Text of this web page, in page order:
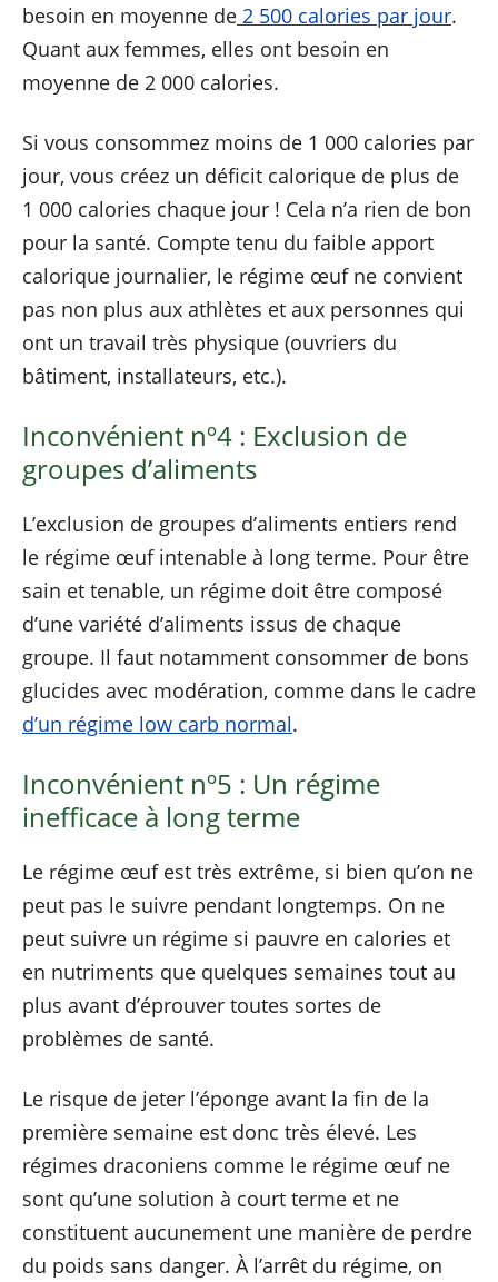
besoin en moyenne de 2 500 calories par jour.
Quant aux femmes, elles ont besoin en
moyenne de 2 000 calories.
Si vous consommez moins de 1 000 calories par
jour, vous créez un déficit calorique de plus de
1 000 calories chaque jour ! Cela n’a rien de bon
pour la santé. Compte tenu du faible apport
calorique journalier, le régime œuf ne convient
pas non plus aux athlètes et aux personnes qui
ont un travail très physique (ouvriers du
bâtiment, installateurs, etc.).
Inconvénient nº4 : Exclusion de
groupes d’aliments
L’exclusion de groupes d’aliments entiers rend
le régime œuf intenable à long terme. Pour être
sain et tenable, un régime doit être composé
d’une variété d’aliments issus de chaque
groupe. Il faut notamment consommer de bons
glucides avec modération, comme dans le cadre
d’un régime low carb normal.
Inconvénient nº5 : Un régime
inefficace à long terme
Le régime œuf est très extrême, si bien qu’on ne
peut pas le suivre pendant longtemps. On ne
peut suivre un régime si pauvre en calories et
en nutriments que quelques semaines tout au
plus avant d’éprouver toutes sortes de
problèmes de santé.
Le risque de jeter l’éponge avant la fin de la
première semaine est donc très élevé. Les
régimes draconiens comme le régime œuf ne
sont qu’une solution à court terme et ne
constituent aucunement une manière de perdre
du poids sans danger. À l’arrêt du régime, on